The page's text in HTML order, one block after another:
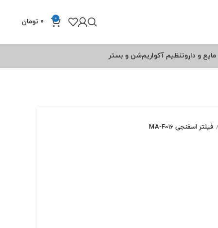
0
0 تومان
و داروتنظیم آکواریمشن و بستر
فیلتر اسفنجی MA-F016